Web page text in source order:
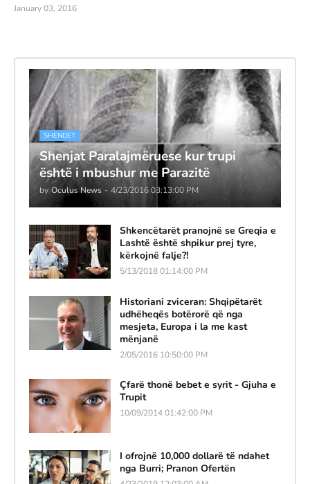
January 03, 2016
SHENDET
Shenjat Paralajmëruese kur trupi
është i mbushur me Parazitë
by Oculus News - 4/23/2016 03:13:00 PM
Shkencëtarët pranojnë se Greqia e
Lashtë është shpikur prej tyre,
kërkojnë falje?!
5/13/2018 01:14:00 PM
Historiani zviceran: Shqipëtarët
udhëheqës botërorë që nga
mesjeta, Europa i la me kast
mënjanë
2/05/2016 10:50:00 PM
Çfarë thonë bebet e syrit - Gjuha e
Trupit
10/09/2014 01:42:00 PM
I ofrojnë 10,000 dollarë të ndahet
nga Burri; Pranon Ofertën